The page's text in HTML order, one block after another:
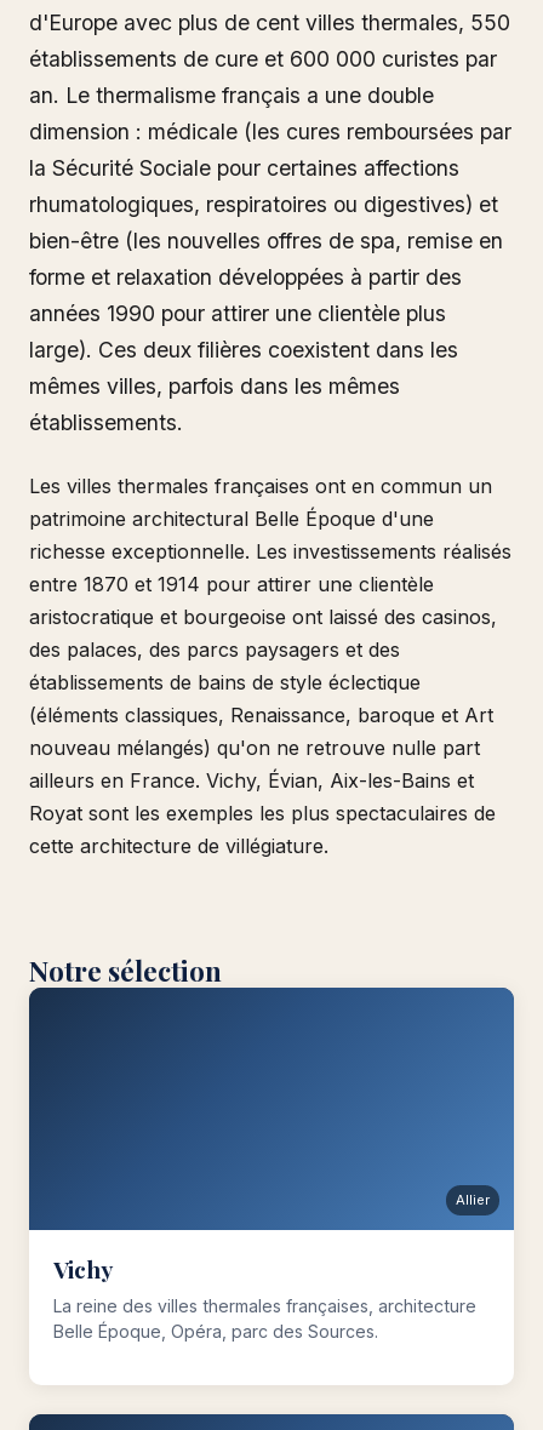
d'Europe avec plus de cent villes thermales, 550
établissements de cure et 600 000 curistes par
an. Le thermalisme français a une double
dimension : médicale (les cures remboursées par
la Sécurité Sociale pour certaines affections
rhumatologiques, respiratoires ou digestives) et
bien-être (les nouvelles offres de spa, remise en
forme et relaxation développées à partir des
années 1990 pour attirer une clientèle plus
large). Ces deux filières coexistent dans les
mêmes villes, parfois dans les mêmes
établissements.
Les villes thermales françaises ont en commun un
patrimoine architectural Belle Époque d'une
richesse exceptionnelle. Les investissements réalisés
entre 1870 et 1914 pour attirer une clientèle
aristocratique et bourgeoise ont laissé des casinos,
des palaces, des parcs paysagers et des
établissements de bains de style éclectique
(éléments classiques, Renaissance, baroque et Art
nouveau mélangés) qu'on ne retrouve nulle part
ailleurs en France. Vichy, Évian, Aix-les-Bains et
Royat sont les exemples les plus spectaculaires de
cette architecture de villégiature.
Notre sélection
Allier
Vichy
La reine des villes thermales françaises, architecture
Belle Époque, Opéra, parc des Sources.